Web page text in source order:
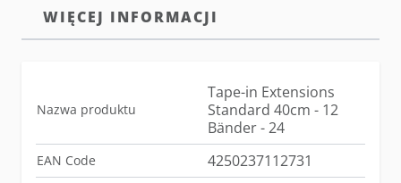
WIĘCEJ INFORMACJI
Nazwa produktu
Tape-in Extensions
Standard 40cm - 12
Bänder - 24
EAN Code 4250237112731